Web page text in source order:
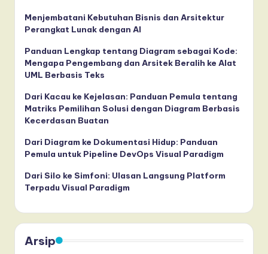
Menjembatani Kebutuhan Bisnis dan Arsitektur
Perangkat Lunak dengan AI
Panduan Lengkap tentang Diagram sebagai Kode:
Mengapa Pengembang dan Arsitek Beralih ke Alat
UML Berbasis Teks
Dari Kacau ke Kejelasan: Panduan Pemula tentang
Matriks Pemilihan Solusi dengan Diagram Berbasis
Kecerdasan Buatan
Dari Diagram ke Dokumentasi Hidup: Panduan
Pemula untuk Pipeline DevOps Visual Paradigm
Dari Silo ke Simfoni: Ulasan Langsung Platform
Terpadu Visual Paradigm
Arsip